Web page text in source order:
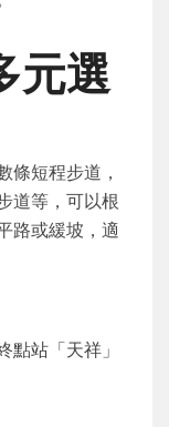
元選
條短程步道，
道等，可以根
路或緩坡，適
點站「天祥」